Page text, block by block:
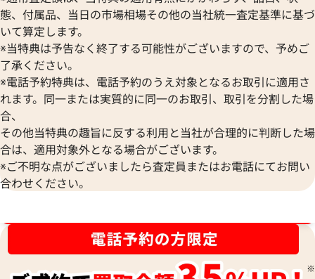
ティファニー ハードウェア ネックレス
参考買取価格
62,000円
2026年1月17日時点
ティファニー ハ
ンダントトップ
28,000円
2025年11月17日
態、付属品、当日の市場相場その他の当社統一査定基準に基づ
いて算定します。
※当特典は予告なく終了する可能性がございますので、予めご
了承ください。
※電話予約特典は、電話予約のうえ対象となるお取引に適用さ
れます。同一または実質的に同一のお取引、取引を分割した場
合、
その他当特典の趣旨に反する利用と当社が合理的に判断した場
合は、適用対象外となる場合がございます。
※ご不明な点がございましたら査定員またはお電話にてお問い
合わせください。